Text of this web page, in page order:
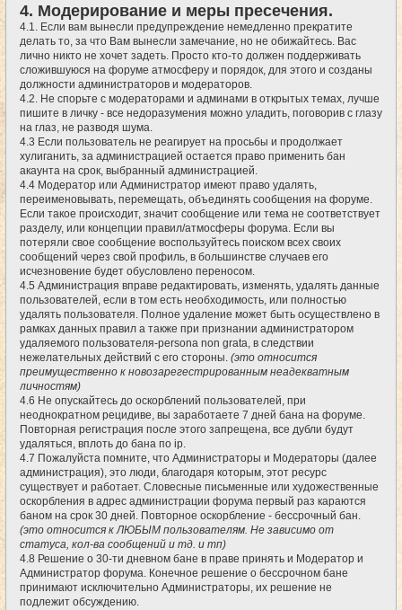
4. Модерирование и меры пресечения.
4.1. Если вам вынесли предупреждение немедленно прекратите
делать то, за что Вам вынесли замечание, но не обижайтесь. Вас
лично никто не хочет задеть. Просто кто-то должен поддерживать
сложившуюся на форуме атмосферу и порядок, для этого и созданы
должности администраторов и модераторов.
4.2. Не спорьте с модераторами и админами в открытых темах, лучше
пишите в личку - все недоразумения можно уладить, поговорив с глазу
на глаз, не разводя шума.
4.3 Если пользователь не реагирует на просьбы и продолжает
хулиганить, за администрацией остается право применить бан
акаунта на срок, выбранный администрацией.
4.4 Модератор или Администратор имеют право удалять,
переименовывать, перемещать, объединять сообщения на форуме.
Если такое происходит, значит сообщение или тема не соответствует
разделу, или концепции правил/атмосферы форума. Если вы
потеряли свое сообщение воспользуйтесь поиском всех своих
сообщений через свой профиль, в большинстве случаев его
исчезновение будет обусловлено переносом.
4.5 Администрация вправе редактировать, изменять, удалять данные
пользователей, если в том есть необходимость, или полностью
удалять пользователя. Полное удаление может быть осуществлено в
рамках данных правил а также при признании администратором
удаляемого пользователя-persona non grata, в следствии
нежелательных действий с его стороны. (это относится
преимущественно к новозарегестрированным неадекватным
личностям)
4.6 Не опускайтесь до оскорблений пользователей, при
неоднократном рецидиве, вы заработаете 7 дней бана на форуме.
Повторная регистрация после этого запрещена, все дубли будут
удаляться, вплоть до бана по ip.
4.7 Пожалуйста помните, что Администраторы и Модераторы (далее
администрация), это люди, благодаря которым, этот ресурс
существует и работает. Словесные письменные или художественные
оскорбления в адрес администрации форума первый раз караются
баном на срок 30 дней. Повторное оскорбление - бессрочный бан.
(это относится к ЛЮБЫМ пользователям. Не зависимо от
статуса, кол-ва сообщений и тд. и тп)
4.8 Решение о 30-ти дневном бане в праве принять и Модератор и
Администратор форума. Конечное решение о бессрочном бане
принимают исключительно Администраторы, их решение не
подлежит обсуждению.